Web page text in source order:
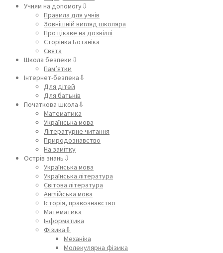
Учням на допомогу⇩
Правила для учнів
Зовнішній вигляд школяра
Про цікаве на дозвіллі
Сторінка Ботаніка
Свята
Школа безпеки⇩
Пам’ятки
Інтернет-безпека⇩
Для дітей
Для батьків
Початкова школа⇩
Математика
Українська мова
Літературне читання
Природознавство
На замітку
Острів знань⇩
Українська мова
Українська література
Світова література
Англійська мова
Історія, правознавство
Математика
Інформатика
Фізика⇩
Механіка
Молекулярна фізика